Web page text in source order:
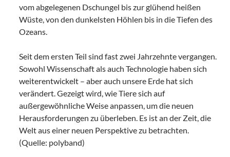
vom abgelegenen Dschungel bis zur glühend heißen
Wüste, von den dunkelsten Höhlen bis in die Tiefen des
Ozeans.
Seit dem ersten Teil sind fast zwei Jahrzehnte vergangen.
Sowohl Wissenschaft als auch Technologie haben sich
weiterentwickelt – aber auch unsere Erde hat sich
verändert. Gezeigt wird, wie Tiere sich auf
außergewöhnliche Weise anpassen, um die neuen
Herausforderungen zu überleben. Es ist an der Zeit, die
Welt aus einer neuen Perspektive zu betrachten.
(Quelle: polyband)